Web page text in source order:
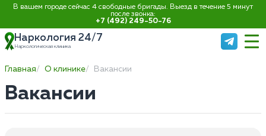
В вашем городе сейчас 4 свободные бригады. Выезд в течение 5 минут
после звонка:
+7 (492) 249-50-76
Наркология 24/7
Наркологическая клиника
Главная О клинике Вакансии
Вакансии